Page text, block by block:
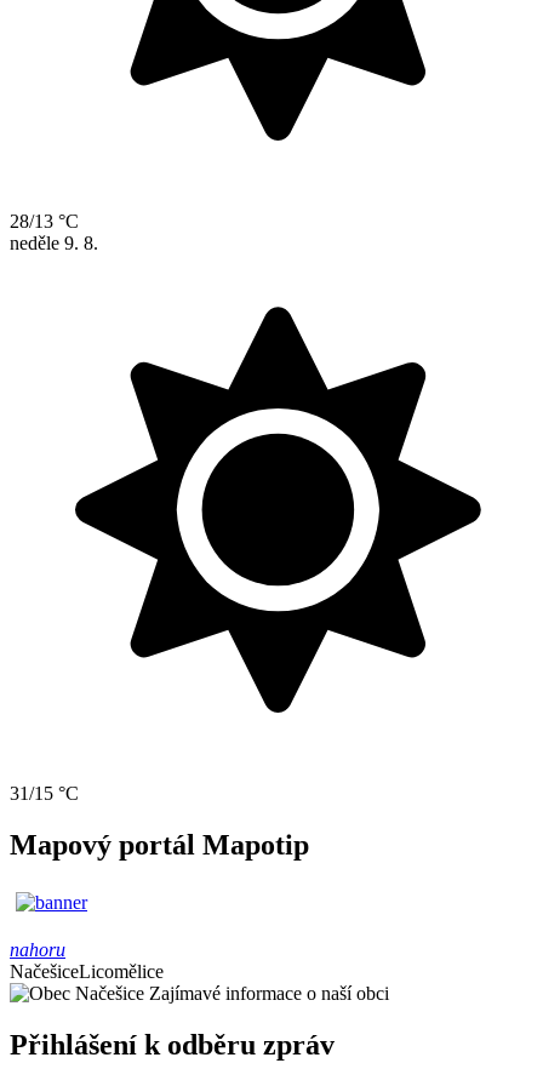
28/13 °C
neděle 9. 8.
31/15 °C
Mapový portál Mapotip
nahoru
NačešiceLicomělice
Zajímavé informace o naší obci
Přihlášení k odběru zpráv